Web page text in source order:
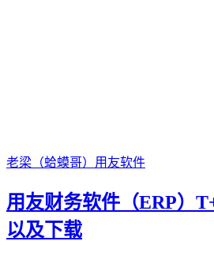
老梁（蛤蟆哥） 用友软件
用友财务软件（ERP）
以及下载